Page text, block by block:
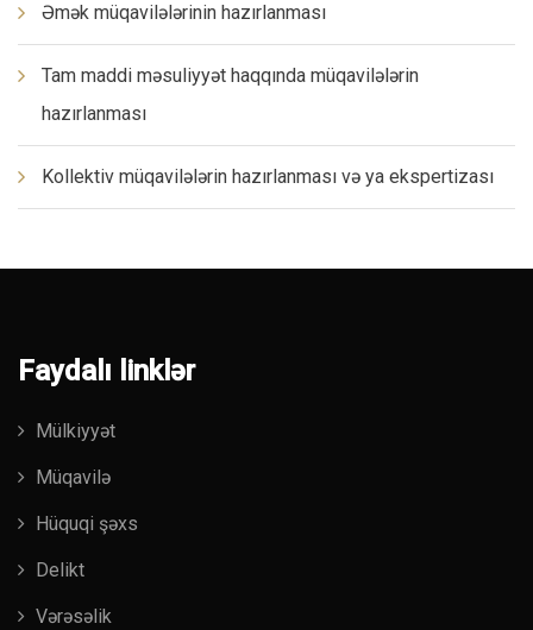
Əmək müqavilələrinin hazırlanması
Tam maddi məsuliyyət haqqında müqavilələrin
hazırlanması
Kollektiv müqavilələrin hazırlanması və ya ekspertizası
Faydalı linklər
Mülkiyyət
Müqavilə
Hüquqi şəxs
Delikt
Vərəsəlik